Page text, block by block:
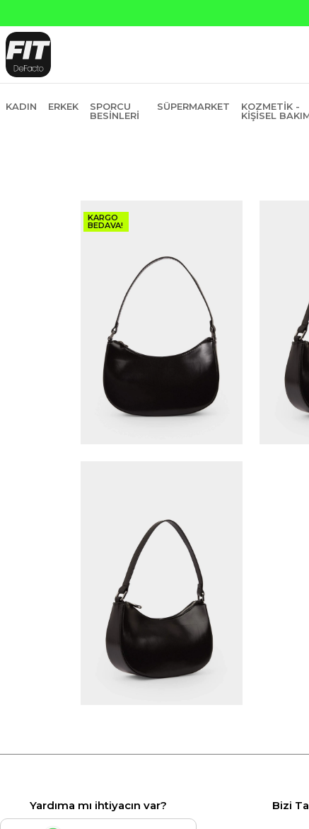
KADIN ERKEK
SPORCU
BESINLERI
SÜPERMARKET
KOZMETIK -
KIŞISEL
KARGO
BEDAVA!
Yardıma mı ihtiyacın var? Bizi